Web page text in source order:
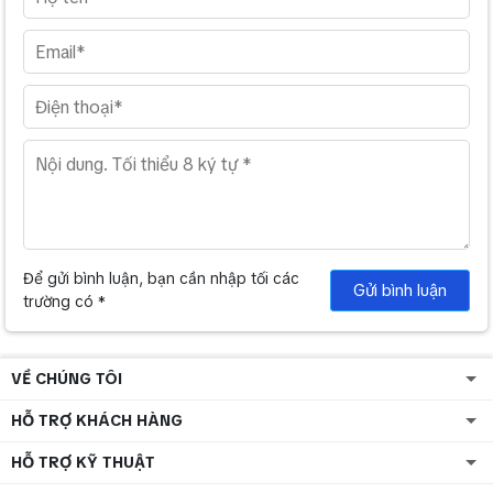
Để gửi bình luận, bạn cần nhập tối các
trường có *
Gửi bình luận
VỀ CHÚNG TÔI
HỖ TRỢ KHÁCH HÀNG
HỖ TRỢ KỸ THUẬT